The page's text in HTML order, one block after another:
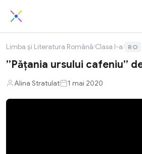
Limba și Literatura Română/Clasa I-a/ RO
”Păţania ursului cafeniu”
Alina Stratulat 1 mai 2020